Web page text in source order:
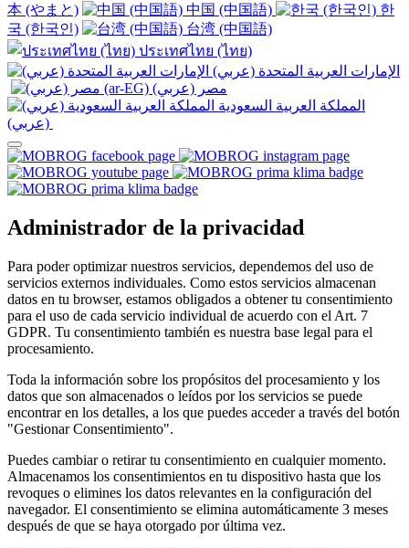
本 (やまと)
中国 (中国語)
한
국 (한국인)
台湾 (中国語)
ประเทศไทย (ไทย)
Administrador de la privacidad
Para poder optimizar nuestros servicios, dependemos del uso de
servicios externos individuales. Como estos servicios almacenan
datos en tu browser, estamos obligados a obtener tu consentimiento
para el uso de cada servicio individual de acuerdo con el Art. 7
GDPR. Tu consentimiento también es nuestra base legal para el
procesamiento.
Toda la información sobre los propósitos del procesamiento y los
datos que son almacenados o leídos por los servicios se puede
encontrar en los detalles, a los que puedes acceder a través del botón
"Gestionar Consentimiento".
Puedes cambiar o retirar tu consentimiento en cualquier momento.
Almacenamos los consentimientos en tu dispositivo hasta que los
revoques o elimines los datos relevantes en la configuración del
navegador. El consentimiento se elimina automáticamente 3 meses
después de que se haya otorgado por última vez.